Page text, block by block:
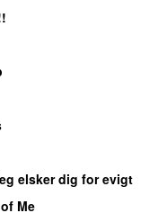
elsker dig for evigt
Me